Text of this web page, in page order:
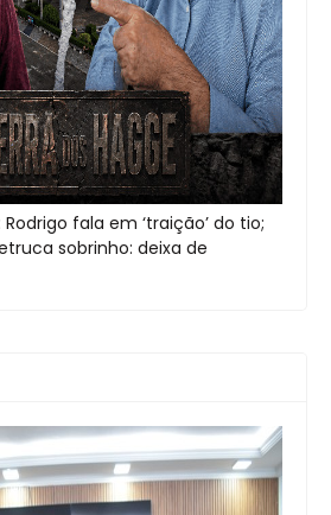
fala em ‘traição’ do tio;
sobrinho: deixa de